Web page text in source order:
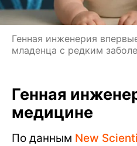
Генная инженерия
младенца с редким
Генная
медицине
По данным New